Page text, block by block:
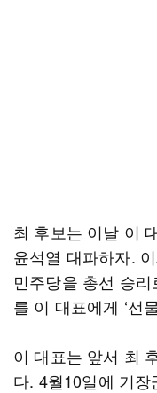
최 후보는 이날 이
윤석열 대파하자.
민주당을 총선 승
를 이 대표에게 ‘선
이 대표는 앞서 최
다. 4월10일에 기장